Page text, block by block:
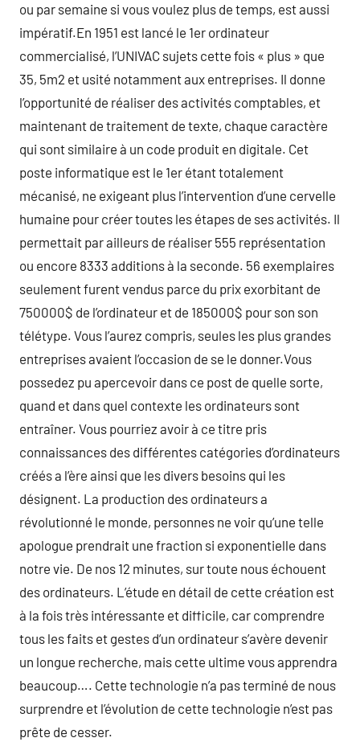
ou par semaine si vous voulez plus de temps, est aussi
impératif.En 1951 est lancé le 1er ordinateur
commercialisé, l’UNIVAC sujets cette fois « plus » que
35, 5m2 et usité notamment aux entreprises. Il donne
l’opportunité de réaliser des activités comptables, et
maintenant de traitement de texte, chaque caractère
qui sont similaire à un code produit en digitale. Cet
poste informatique est le 1er étant totalement
mécanisé, ne exigeant plus l’intervention d’une cervelle
humaine pour créer toutes les étapes de ses activités. Il
permettait par ailleurs de réaliser 555 représentation
ou encore 8333 additions à la seconde. 56 exemplaires
seulement furent vendus parce du prix exorbitant de
750000$ de l’ordinateur et de 185000$ pour son son
télétype. Vous l’aurez compris, seules les plus grandes
entreprises avaient l’occasion de se le donner.Vous
possedez pu apercevoir dans ce post de quelle sorte,
quand et dans quel contexte les ordinateurs sont
entraîner. Vous pourriez avoir à ce titre pris
connaissances des différentes catégories d’ordinateurs
créés a l’ère ainsi que les divers besoins qui les
désignent. La production des ordinateurs a
révolutionné le monde, personnes ne voir qu’une telle
apologue prendrait une fraction si exponentielle dans
notre vie. De nos 12 minutes, sur toute nous échouent
des ordinateurs. L’étude en détail de cette création est
à la fois très intéressante et difficile, car comprendre
tous les faits et gestes d’un ordinateur s’avère devenir
un longue recherche, mais cette ultime vous apprendra
beaucoup…. Cette technologie n’a pas terminé de nous
surprendre et l’évolution de cette technologie n’est pas
prête de cesser.